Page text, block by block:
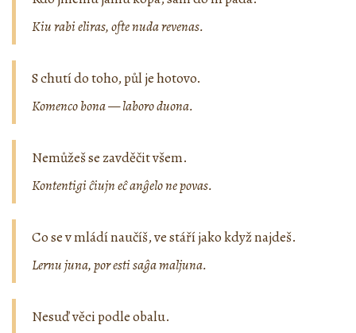
Kiu rabi eliras, ofte nuda revenas.
S chutí do toho, půl je hotovo.
Komenco bona — laboro duona.
Nemůžeš se zavděčit všem.
Kontentigi ĉiujn eĉ anĝelo ne povas.
Co se v mládí naučíš, ve stáří jako když najdeš.
Lernu juna, por esti saĝa maljuna.
Nesuď věci podle obalu.